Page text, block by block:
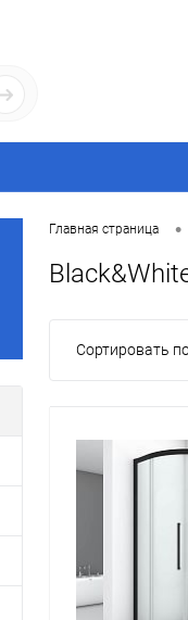
Главная страница •
Сортировать